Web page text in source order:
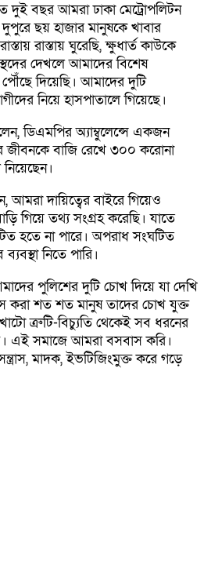
দুই বছর আমরা ঢাকা মেট্রোপলিটন
ছয় হাজার মানুষকে খাবার
রাস্তায় ঘুরেছি, ক্ষুধার্ত কাউকে
দেখলে আমাদের বিশেষ
পৌঁছে দিয়েছি। আমাদের দুটি
নিয়ে হাসপাতালে গিয়েছে।
ডিএমপির অ্যাম্বুলেন্সে একজন
জীবনকে বাজি রেখে ৩০০ করোনা
দায়িত্বের বাইরে গিয়েও
গিয়ে তথ্য সংগ্রহ করেছি। যাতে
হতে না পারে। অপরাধ সংঘটিত
নিতে পারি।
পুলিশের দুটি চোখ দিয়ে যা দেখি
করা শত শত মানুষ তাদের চোখ যুক্ত
ত্রুটি-বিচ্যুতি থেকেই সব ধরনের
এই সমাজে আমরা বসবাস করি।
মাদক, ইভটিজিংমুক্ত করে গড়ে